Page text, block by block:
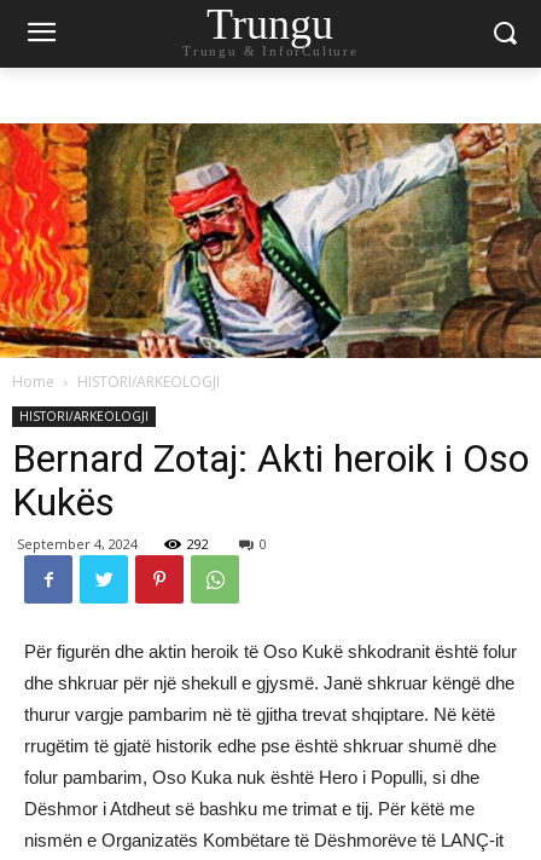
Trungu
Trungu & InforCulture
Home HISTORI/ARKEOLOGJI
HISTORI/ARKEOLOGJI
Bernard Zotaj: Akti heroik i Oso
Kukës
September 4, 2024 292 0
Për figurën dhe aktin heroik të Oso Kukë shkodranit është folur
dhe shkruar për një shekull e gjysmë. Janë shkruar këngë dhe
thurur vargje pambarim në të gjitha trevat shqiptare. Në këtë
rrugëtim të gjatë historik edhe pse është shkruar shumë dhe
folur pambarim, Oso Kuka nuk është Hero i Populli, si dhe
Dëshmor i Atdheut së bashku me trimat e tij. Për këtë me
nismën e Organizatës Kombëtare të Dëshmorëve të LANÇ-it